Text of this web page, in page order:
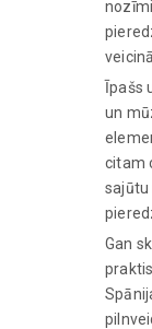
Īpašs
un
citam
sajūtu
Gan